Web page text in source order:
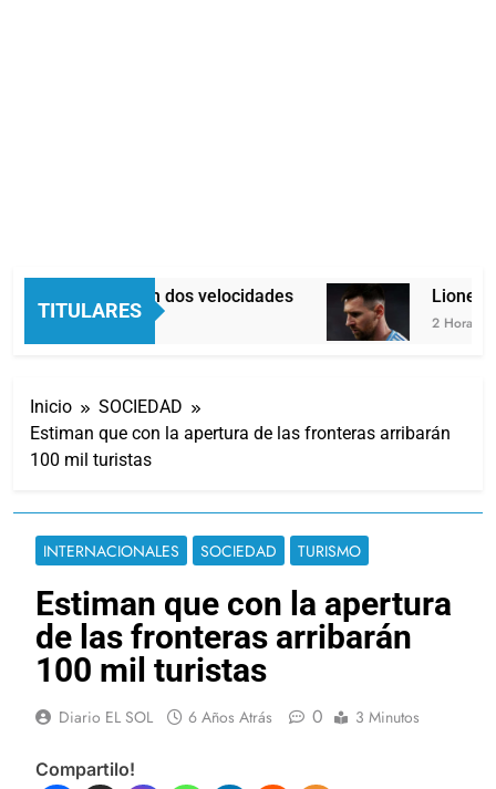
TITULARES
Economía en dos velocidades
2 Horas Atrás
Lionel
2 Horas
Inicio
SOCIEDAD
Estiman que con la apertura de las fronteras arribarán
100 mil turistas
INTERNACIONALES SOCIEDAD TURISMO
Estiman que con la apertura
de las fronteras arribarán
100 mil turistas
Diario EL SOL 6 Años Atrás 0 3 Minutos
Compartilo!